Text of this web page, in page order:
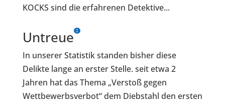
KOCKS sind die erfahrenen Detektive...
Untreue
In unserer Statistik standen bisher diese
Delikte lange an erster Stelle. seit etwa 2
Jahren hat das Thema „Verstoß gegen
Wettbewerbsverbot“ dem Diebstahl den ersten